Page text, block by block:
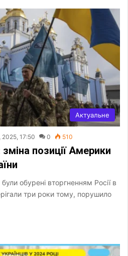
Актуальне
2025, 17:50 0 510
позиції Америки
обурені вторгненням Росії в
три роки тому, порушило